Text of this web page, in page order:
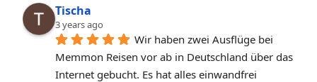
Tischa
3 years ago
Wir haben zwei Ausflüge bei
Memmon Reisen vor ab in Deutschland über das
Internet gebucht. Es hat alles einwandfrei